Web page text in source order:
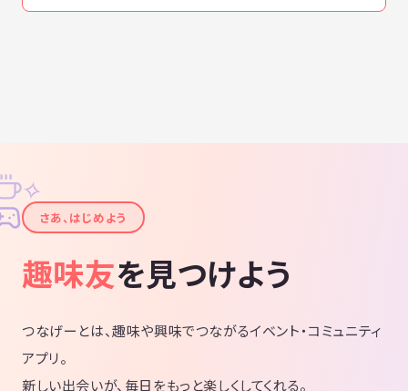
✦
✧
さあ、はじめよう
趣味友を見つけよう
つなげーとは、趣味や興味でつながるイベント・コミュニティ
アプリ。
新しい出会いが、毎日をもっと楽しくしてくれる。